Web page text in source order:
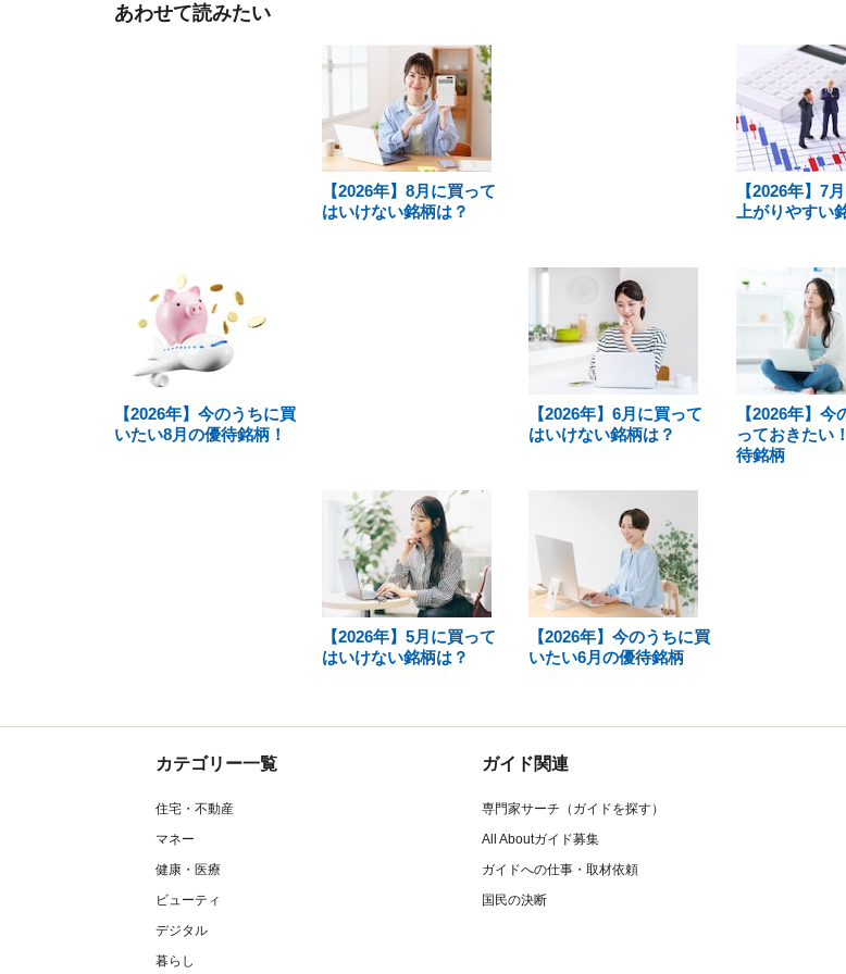
あわせて読みたい
【2026年】8月に買って
はいけない銘柄は？
【2026年】7
上がりやすい
【2026年】今のうちに買
いたい8月の優待銘柄！
【2026年】6月に買って
はいけない銘柄は？
【2026年】今
っておきたい
待銘柄
【2026年】5月に買って
はいけない銘柄は？
【2026年】今のうちに買
いたい6月の優待銘柄
カテゴリー一覧
住宅・不動産
マネー
健康・医療
ビューティ
デジタル
暮らし
ガイド関連
専門家サーチ（ガイドを探す）
All Aboutガイド募集
ガイドへの仕事・取材依頼
国民の決断